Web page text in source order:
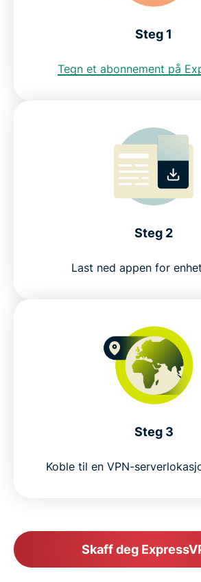
Se hvorfor ExpressVPN er det
ExpressVPN for alle land
Skaff deg en ukrainsk IP-adresse
Steg 1
Tegn et abonnement på
Steg 2
Last ned appen for
Steg 3
Koble til en VPN-
Skaff deg